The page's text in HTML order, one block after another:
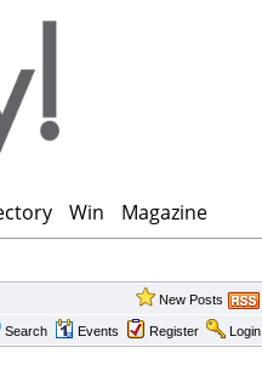
Win Magazine
New Posts
Search Events Register Login